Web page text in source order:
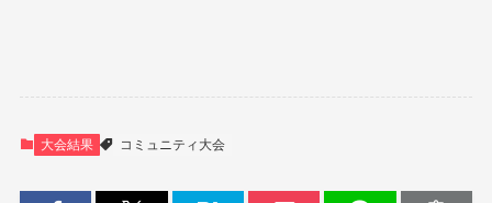
大会結果 コミュニティ大会